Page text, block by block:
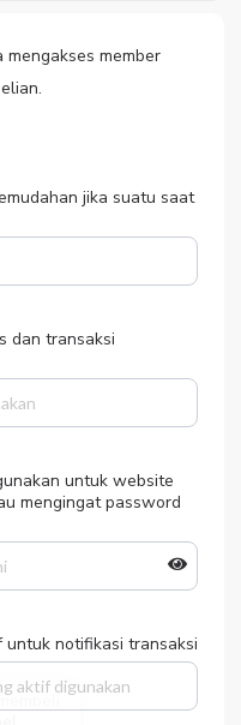
member
jika suatu saat
dan transaksi
untuk website
mengingat password
notifikasi transaksi